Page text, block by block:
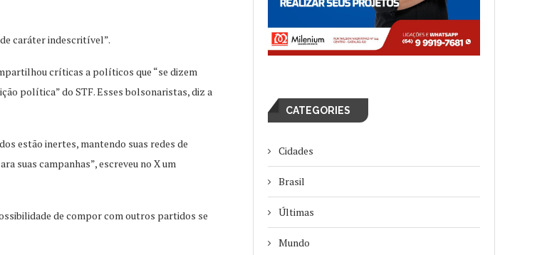
caráter indescritível”.
críticas a políticos que “se dizem
política” do STF. Esses bolsonaristas, diz a
estão inertes, mantendo suas redes de
suas campanhas”, escreveu no X um
de compor com outros partidos se
CATEGORIES
Cidades
Brasil
Últimas
Mundo